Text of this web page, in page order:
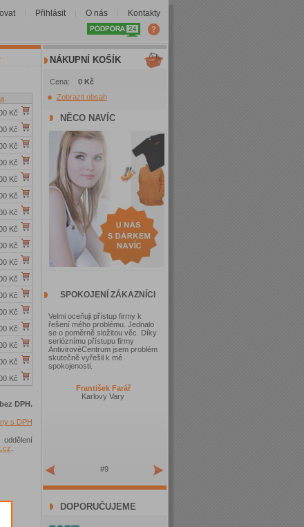
Přihlásit O nás Kontakty
Kč
Kč
Kč
Kč
Kč
Kč
Kč
Kč
Kč
Kč
Kč
Kč
Kč
Kč
Kč
Kč
Kč
DPH.
s DPH
NÁKUPNÍ KOŠÍK
Cena: 0 Kč
Zobrazit obsah
NĚCO NAVÍC
SPOKOJENÍ ZÁKAZNÍCI
Velmi oceňuji přístup firmy k
řešení mého problému. Jednalo
se o poměrně složitou věc. Díky
serióznímu přístupu firmy
AntivirovéCentrum jsem problém
skutečně vyřešil k mé
spokojenosti.
František Farář
Karlovy Vary
#9
DOPORUČUJEME